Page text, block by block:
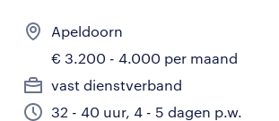
Apeldoorn
€ 3.200 - 4.000 per maand
vast dienstverband
32 - 40 uur, 4 - 5 dagen p.w.